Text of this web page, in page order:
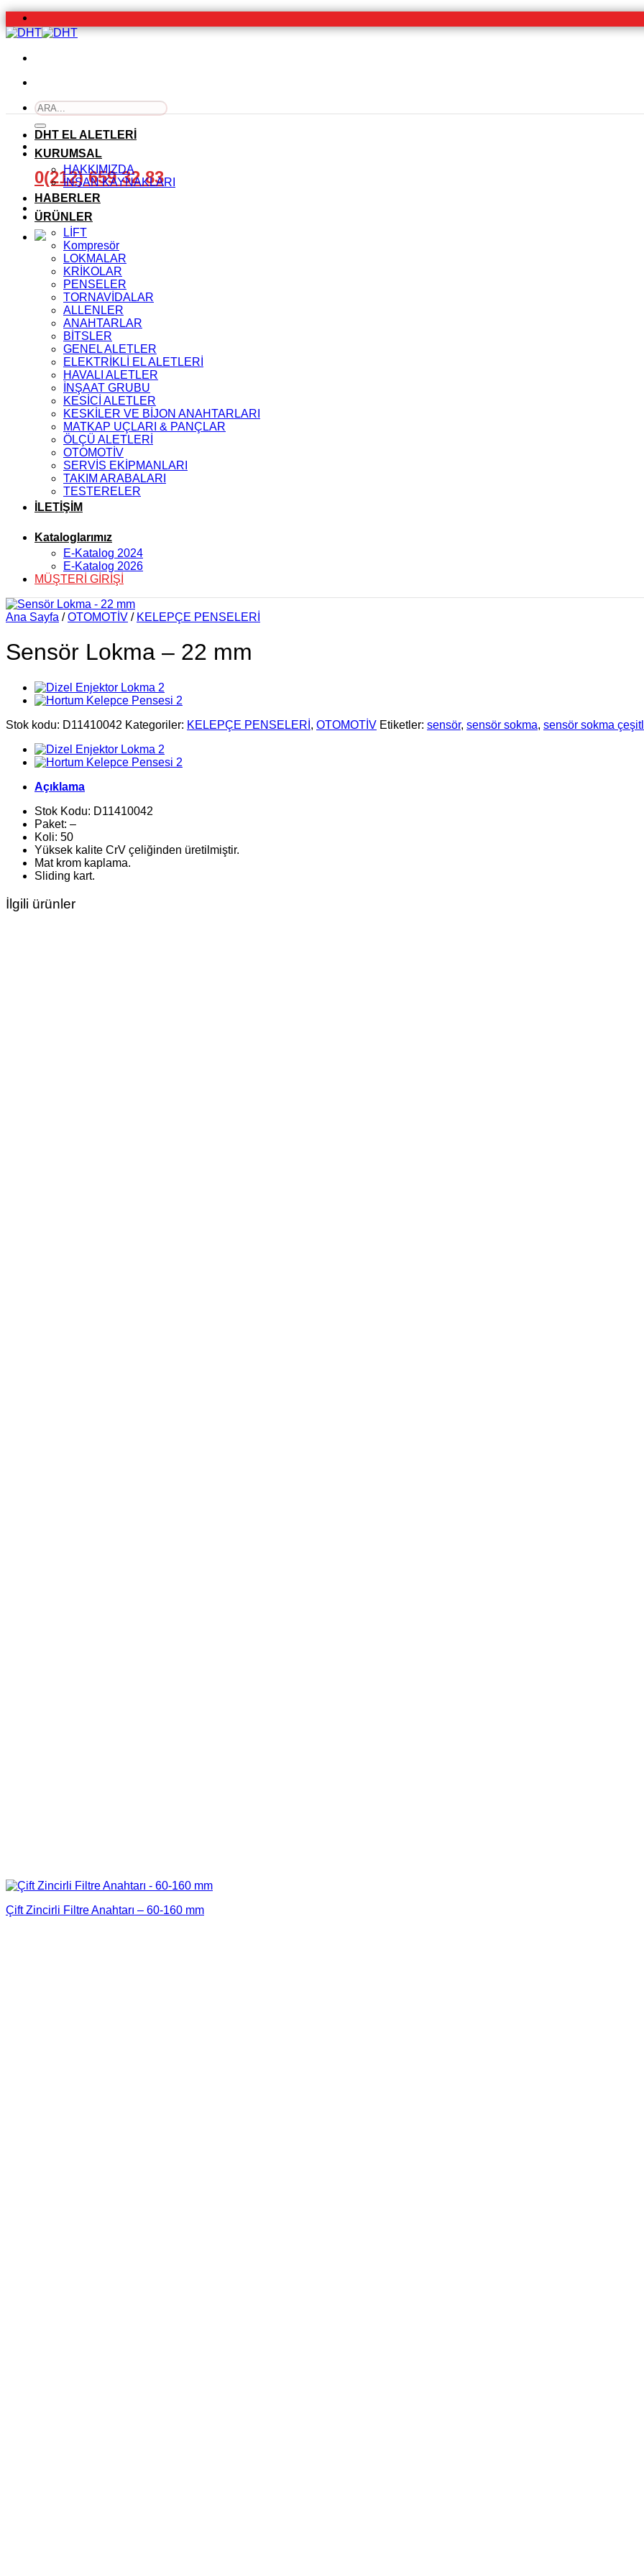
İçeriğe
atla
Ara:
0(212) 659 32 83
DHT EL ALETLERİ
KURUMSAL
HAKKIMIZDA
İNSAN KAYNAKLARI
HABERLER
ÜRÜNLER
LİFT
Kompresör
LOKMALAR
KRİKOLAR
PENSELER
TORNAVİDALAR
ALLENLER
ANAHTARLAR
BİTSLER
GENEL ALETLER
ELEKTRİKLİ EL ALETLERİ
HAVALI ALETLER
İNŞAAT GRUBU
KESİCİ ALETLER
KESKİLER VE BİJON ANAHTARLARI
MATKAP UÇLARI & PANÇLAR
ÖLÇÜ ALETLERİ
OTOMOTİV
SERVİS EKİPMANLARI
TAKIM ARABALARI
TESTERELER
İLETİŞİM
Kataloglarımız
E-Katalog 2024
E-Katalog 2026
MÜŞTERİ GİRİŞİ
Ana Sayfa / OTOMOTİV / KELEPÇE PENSELERİ
Sensör Lokma – 22 mm
Stok kodu: D11410042 Kategoriler: KELEPÇE PENSELERİ , OTOMOTİV Etiketler: sensör, sensör sokma, sensör sokma
Açıklama
Stok Kodu: D11410042
Paket: –
Koli: 50
Yüksek kalite CrV çeliğinden üretilmiştir.
Mat krom kaplama.
Sliding kart.
İlgili ürünler
Çift Zincirli Filtre Anahtarı – 60-160 mm